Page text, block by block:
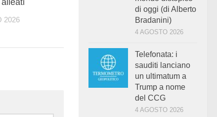
2026
di oggi (di Alberto
Bradanini)
4 AGOSTO 2026
Telefonata: i
sauditi lanciano
un ultimatum a
Trump a nome
del CCG
4 AGOSTO 2026